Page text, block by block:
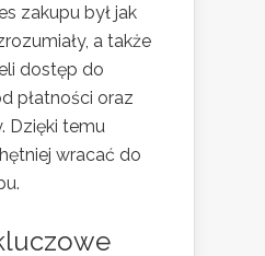
zakupu był jak
a także
dostęp do
płatności oraz
Dzięki temu
wracać do